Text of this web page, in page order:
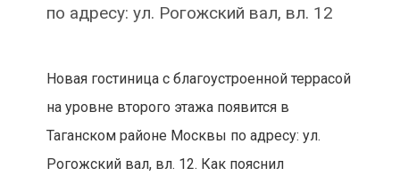
по адресу: ул. Рогожский вал, вл. 12
Новая гостиница с благоустроенной террасой
на уровне второго этажа появится в
Таганском районе Москвы по адресу: ул.
Рогожский вал, вл. 12. Как пояснил